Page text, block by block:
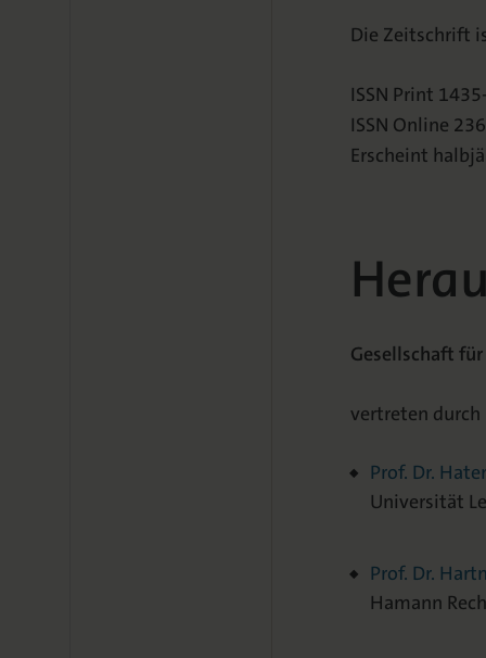
Die Zeitschrift
ISSN Print
ISSN Online
Erscheint
Gesellschaft für
vertreten durch
Prof. Dr.
Universität
Prof. Dr.
Hamann